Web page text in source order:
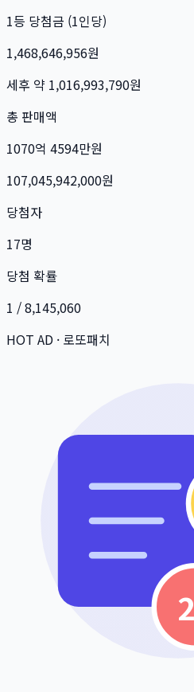
1등 당첨금 (1인당)
1,468,646,956원
세후 약 1,016,993,790원
총 판매액
1070억 4594만원
107,045,942,000원
당첨자
17명
당첨 확률
1 / 8,145,060
HOT AD · 로또패치